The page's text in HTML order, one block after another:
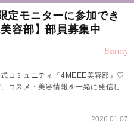
定モニターに参加でき
容部】部員募集中
Beauty
コミュニティ『4MEEE美容部』♡
コスメ・美容情報を一緒に発信し
2026.01.07